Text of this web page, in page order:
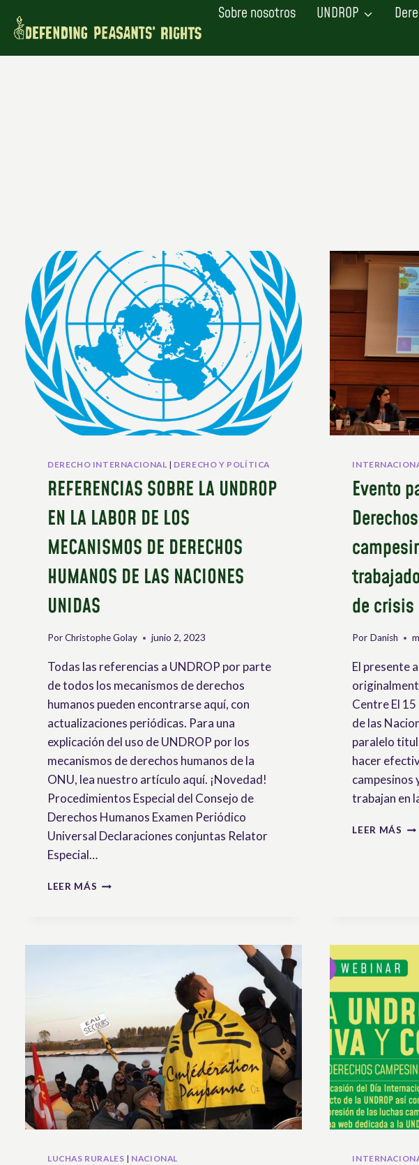
Sobre nosotros UNDROP
DERECHO INTERNACIONAL | DERECHO Y POLÍTICA
REFERENCIAS SOBRE LA UNDROP
EN LA LABOR DE LOS
MECANISMOS DE DERECHOS
HUMANOS DE LAS NACIONES
UNIDAS
PorChristophe Golay junio 2, 2023
Todas las referencias a UNDROP por parte
de todos los mecanismos de derechos
humanos pueden encontrarse aquí, con
actualizaciones periódicas. Para una
explicación del uso de UNDROP por los
mecanismos de derechos humanos de la
ONU, lea nuestro artículo aquí. ¡Novedad!
Procedimientos Especial del Consejo de
Derechos Humanos Examen Periódico
Universal Declaraciones conjuntas Relator
Especial…
LEER MÁS REFERENCIAS
MECANISMOS
DE
DERECHOS
HUMANOS
DE
LAS
NACIONES
UNIDAS
Evento
de
Por Danish
El presente
Centre El
de las
paralelo
hacer
campesinos
trabajan en
LEER MÁS
Y
EN
DE
LUCHAS RURALES | NACIONAL